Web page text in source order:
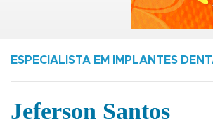
ESPECIALISTA EM IMPLANTES
Jeferson Santos